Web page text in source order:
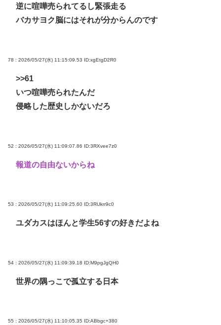
逆に喧嘩売られてるし緊張走る
バカサヨク脳にはそれが分からんのです
78 : 2026/05/27(水) 11:15:09.53 ID:xgEtgD2R0
>>61
いつ喧嘩売られたんだ
侵略した歴史しかないだろ
52 : 2026/05/27(水) 11:09:07.86 ID:3RXvee7z0
報道の自由ないからね
53 : 2026/05/27(水) 11:09:25.60 ID:3RUkrr9c0
ユダカスはほんと学生56すの好きだよね
54 : 2026/05/27(水) 11:09:39.18 ID:M9pgJgQH0
世界の隅っこで孤立する日本
55 : 2026/05/27(水) 11:10:05.35 ID:ABbgc+380